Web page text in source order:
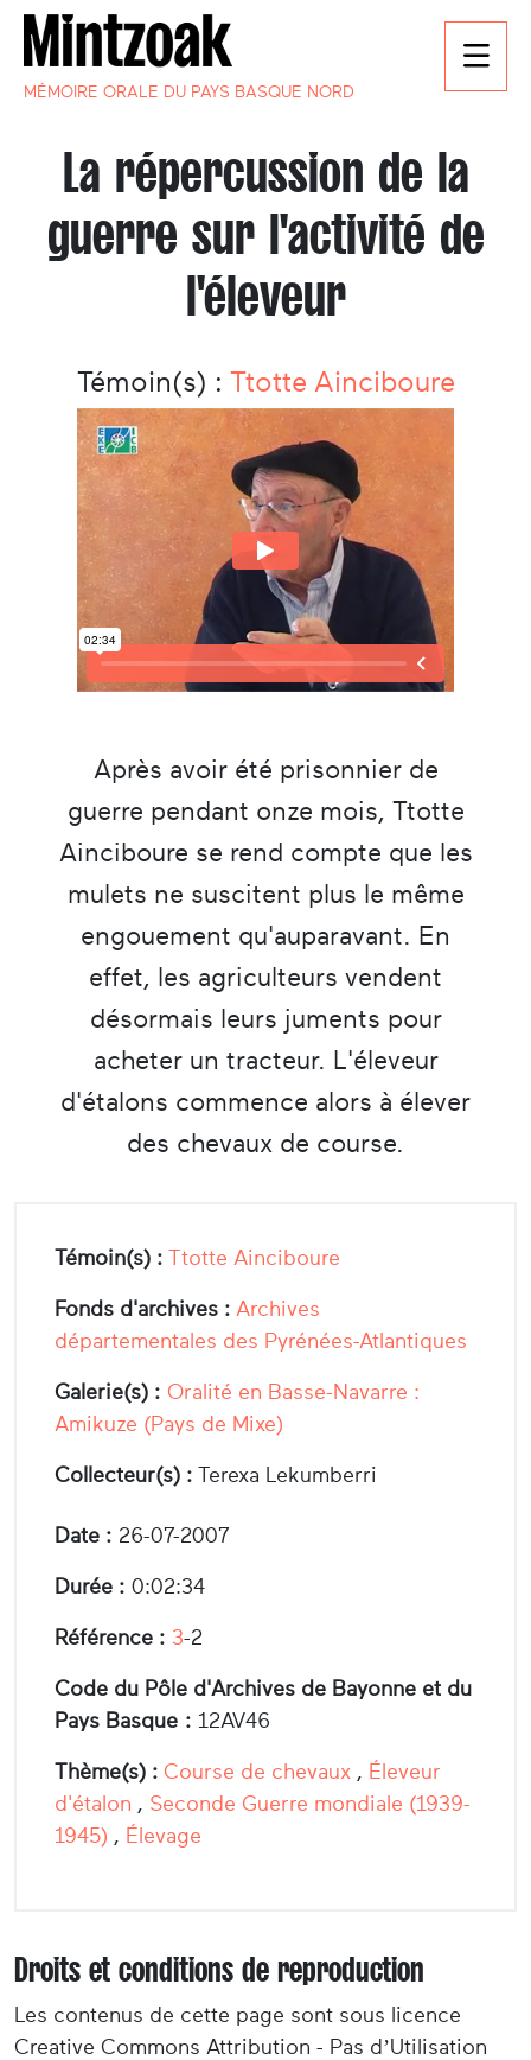
MÉMOIRE ORALE DU PAYS BASQUE NORD
La répercussion de la
guerre sur l'activité de
l'éleveur
Témoin(s) : Ttotte Ainciboure
Après avoir été prisonnier de
guerre pendant onze mois, Ttotte
Ainciboure se rend compte que les
mulets ne suscitent plus le même
engouement qu'auparavant. En
effet, les agriculteurs vendent
désormais leurs juments pour
acheter un tracteur. L'éleveur
d'étalons commence alors à élever
des chevaux de course.
Témoin(s) : Ttotte Ainciboure
Fonds d'archives : Archives
départementales des Pyrénées-Atlantiques
Galerie(s) : Oralité en Basse-Navarre :
Amikuze (Pays de Mixe)
Collecteur(s) : Terexa Lekumberri
Date : 26-07-2007
Durée : 0:02:34
Référence : 3-2
Code du Pôle d'Archives de Bayonne et du
Pays Basque : 12AV46
Thème(s) : Course de chevaux , Éleveur
d'étalon , Seconde Guerre mondiale (1939-
1945) , Élevage
Droits et conditions de reproduction
Les contenus de cette page sont sous licence
Creative Commons Attribution - Pas d’Utilisation